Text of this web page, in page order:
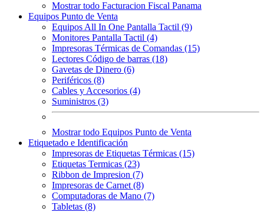
Mostrar todo Facturacion Fiscal Panama
Equipos Punto de Venta
Equipos All In One Pantalla Tactil (9)
Monitores Pantalla Tactil (4)
Impresoras Térmicas de Comandas (15)
Lectores Código de barras (18)
Gavetas de Dinero (6)
Periféricos (8)
Cables y Accesorios (4)
Suministros (3)
Mostrar todo Equipos Punto de Venta
Etiquetado e Identificación
Impresoras de Etiquetas Térmicas (15)
Etiquetas Termicas (23)
Ribbon de Impresion (7)
Impresoras de Carnet (8)
Computadoras de Mano (7)
Tabletas (8)